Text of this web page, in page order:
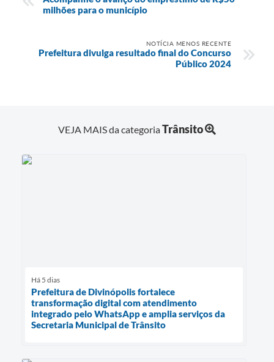
milhões para o município
NOTÍCIA MENOS RECENTE
Prefeitura divulga resultado final do Concurso
Público 2024
VEJA MAIS da categoriaTrânsito
Há 5 dias
Prefeitura de Divinópolis fortalece
transformação digital com atendimento
integrado pelo WhatsApp e amplia serviços da
Secretaria Municipal de Trânsito